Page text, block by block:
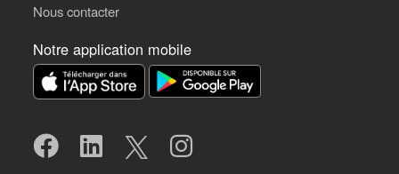
Nous contacter
Notre application mobile